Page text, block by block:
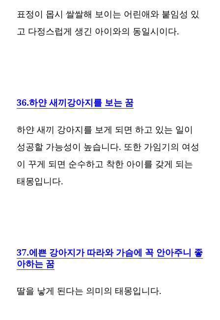
표정이 몹시 쌀쌀해 보이는 어린애와 붙임성 있
고 다정스럽게 생긴 아이와의 동일시이다.
36.하얀 새끼강아지를 보는 꿈
하얀 새끼 강아지를 보게 되면 하고 있는 일이
성공할 가능성이 높습니다. 또한 가임기의 여성
이 꾸게 되면 순수하고 착한 아이를 갖게 되는
태몽입니다.
37.에쁜 강아지가 따라와 가슴에 꼭 안아주니 좋
아하는 꿈
딸을 낳게 된다는 의미의 태몽입니다.